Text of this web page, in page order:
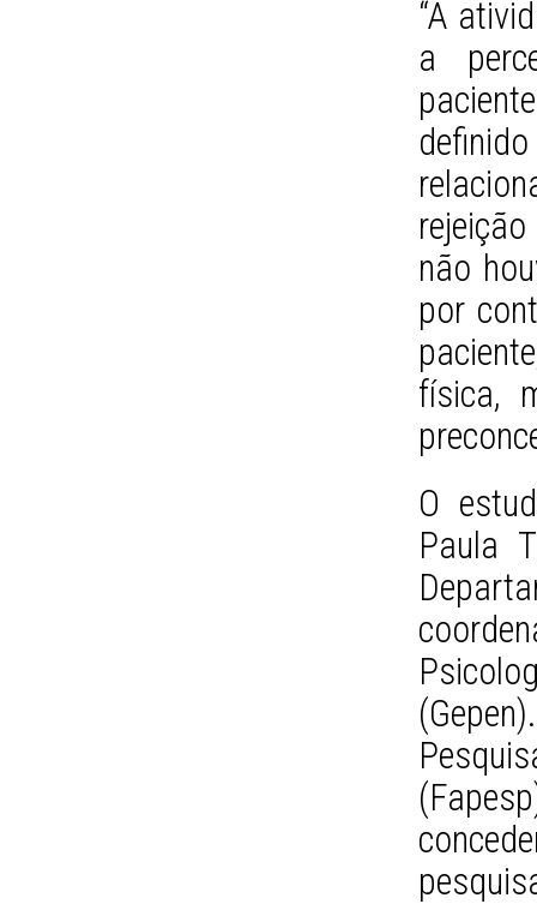
“A
a
não
por
física,
O
Paula